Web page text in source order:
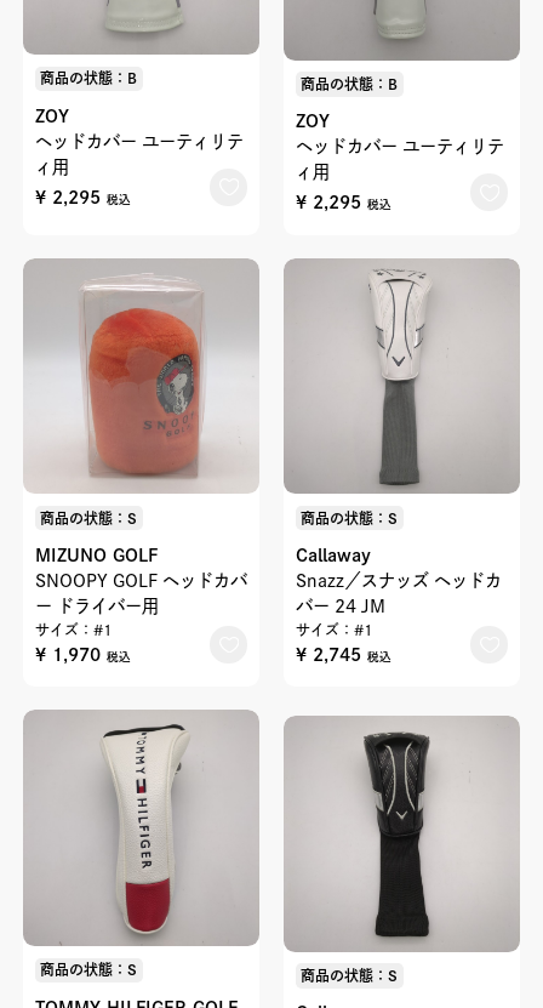
商品の状態：B
ZOY
ヘッドカバー ユーティリテ
ィ用
¥ 2,295 税込
商品の状態：B
ZOY
ヘッドカバー ユーティリテ
ィ用
¥ 2,295 税込
商品の状態：S
MIZUNO GOLF
SNOOPY GOLF ヘッドカバ
ー ドライバー用
サイズ：#1
¥ 1,970 税込
商品の状態：S
Callaway
Snazz／スナッズ ヘッドカ
バー 24 JM
サイズ：#1
¥ 2,745 税込
商品の状態：S 商品の状態：S